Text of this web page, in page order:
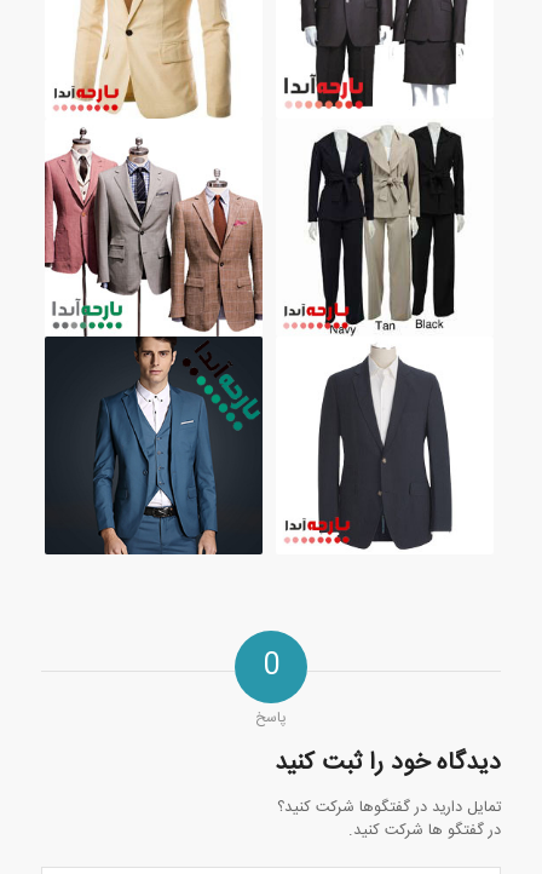
0
پاسخ
دیدگاه خود را ثبت کنید
تمایل دارید در گفتگوها شرکت کنید؟
در گفتگو ها شرکت کنید.